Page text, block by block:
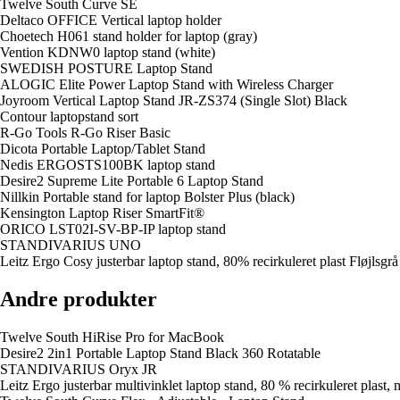
Twelve South Curve SE
Deltaco OFFICE Vertical laptop holder
Choetech H061 stand holder for laptop (gray)
Vention KDNW0 laptop stand (white)
SWEDISH POSTURE Laptop Stand
ALOGIC Elite Power Laptop Stand with Wireless Charger
Joyroom Vertical Laptop Stand JR-ZS374 (Single Slot) Black
Contour laptopstand sort
R-Go Tools R-Go Riser Basic
Dicota Portable Laptop/Tablet Stand
Nedis ERGOSTS100BK laptop stand
Desire2 Supreme Lite Portable 6 Laptop Stand
Nillkin Portable stand for laptop Bolster Plus (black)
Kensington Laptop Riser SmartFit®
ORICO LST02I-SV-BP-IP laptop stand
STANDIVARIUS UNO
Leitz Ergo Cosy justerbar laptop stand, 80% recirkuleret plast Fløjlsgrå
Andre produkter
Twelve South HiRise Pro for MacBook
Desire2 2in1 Portable Laptop Stand Black 360 Rotatable
STANDIVARIUS Oryx JR
Leitz Ergo justerbar multivinklet laptop stand, 80 % recirkuleret plast,